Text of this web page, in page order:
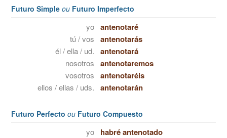
Futuro Simple ou Futuro Imperfecto
yo antenotaré
tú / vos antenotarás
él / ella / ud. antenotará
nosotros antenotaremos
vosotros antenotaréis
ellos / ellas / uds. antenotarán
Futuro Perfecto ou Futuro Compuesto
yo habré antenotado